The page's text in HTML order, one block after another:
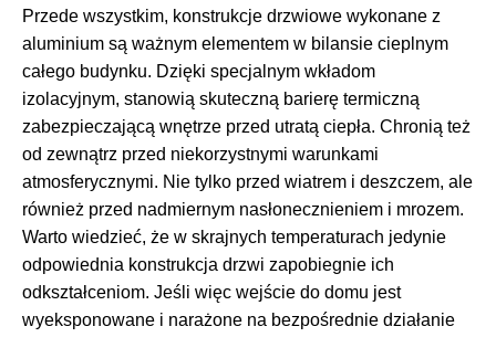
Przede wszystkim, konstrukcje drzwiowe wykonane z
aluminium są ważnym elementem w bilansie cieplnym
całego budynku. Dzięki specjalnym wkładom
izolacyjnym, stanowią skuteczną barierę termiczną
zabezpieczającą wnętrze przed utratą ciepła. Chronią też
od zewnątrz przed niekorzystnymi warunkami
atmosferycznymi. Nie tylko przed wiatrem i deszczem, ale
również przed nadmiernym nasłonecznieniem i mrozem.
Warto wiedzieć, że w skrajnych temperaturach jedynie
odpowiednia konstrukcja drzwi zapobiegnie ich
odkształceniom. Jeśli więc wejście do domu jest
wyeksponowane i narażone na bezpośrednie działanie